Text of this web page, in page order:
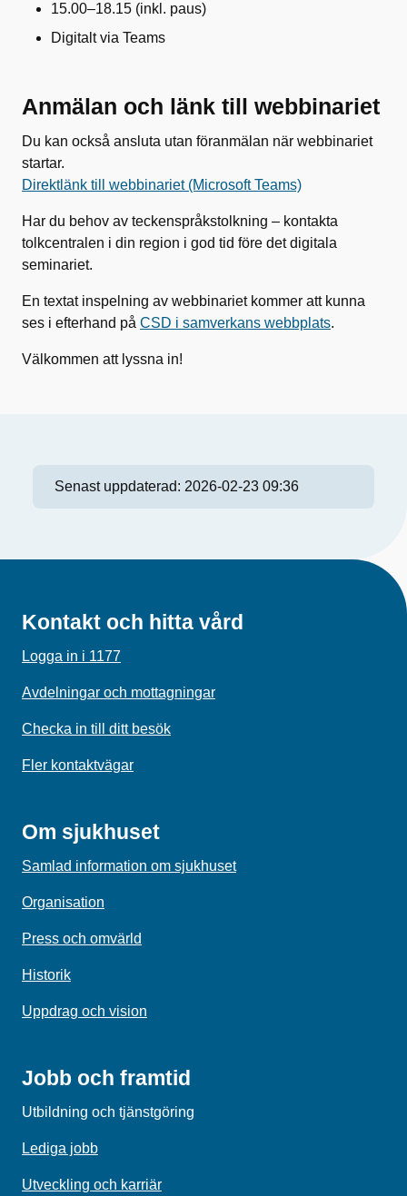
15.00–18.15 (inkl. paus)
Digitalt via Teams
Anmälan och länk till webbinariet
Du kan också ansluta utan föranmälan när webbinariet
startar.
Direktlänk till webbinariet (Microsoft Teams)
Har du behov av teckenspråkstolkning – kontakta
tolkcentralen i din region i god tid före det digitala
seminariet.
En textat inspelning av webbinariet kommer att kunna
ses i efterhand på CSD i samverkans webbplats.
Välkommen att lyssna in!
Senast uppdaterad: 2026-02-23 09:36
Kontakt och hitta vård
Logga in i 1177
Avdelningar och mottagningar
Checka in till ditt besök
Fler kontaktvägar
Om sjukhuset
Samlad information om sjukhuset
Organisation
Press och omvärld
Historik
Uppdrag och vision
Jobb och framtid
Utbildning och tjänstgöring
Lediga jobb
Utveckling och karriär